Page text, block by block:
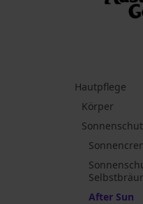
Hautpflege
Körper
After Sun